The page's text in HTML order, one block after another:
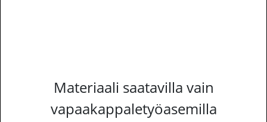
Materiaali saatavilla vain
vapaakappaletyöasemilla